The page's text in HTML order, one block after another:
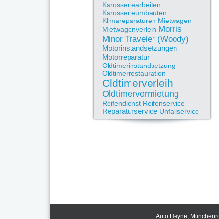
Karosseriearbeiten
Karosserieumbauten
Klimareparaturen Mietwagen
Mietwagenverleih Morris
Minor Traveler (Woody)
Motorinstandsetzungen
Motorreparatur
Oldtimerinstandsetzung
Oldtimerrestauration
Oldtimerverleih
Oldtimervermietung
Reifendienst Reifenservice
Reparaturservice Unfallservice
Auto Heyne,